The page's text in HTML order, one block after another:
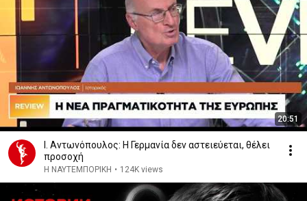
20:51
Ι. Αντωνόπουλος: Η Γερμανία δεν αστειεύεται, θέλει
προσοχή
Η ΝΑΥΤΕΜΠΟΡΙΚΗ • 124K views